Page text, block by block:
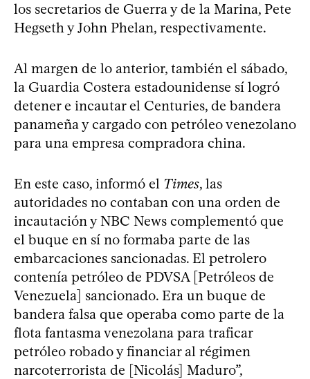
los secretarios de Guerra y de la Marina, Pete
Hegseth y John Phelan, respectivamente.
Al margen de lo anterior, también el sábado,
la Guardia Costera estadounidense sí logró
detener e incautar el Centuries, de bandera
panameña y cargado con petróleo venezolano
para una empresa compradora china.
En este caso, informó el Times, las
autoridades no contaban con una orden de
incautación y NBC News complementó que
el buque en sí no formaba parte de las
embarcaciones sancionadas. El petrolero
contenía petróleo de PDVSA [Petróleos de
Venezuela] sancionado. Era un buque de
bandera falsa que operaba como parte de la
flota fantasma venezolana para traficar
petróleo robado y financiar al régimen
narcoterrorista de [Nicolás] Maduro”,